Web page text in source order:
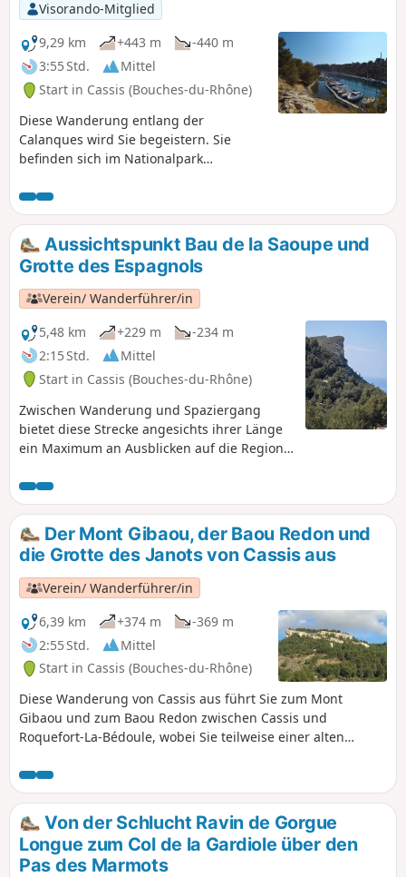
Visorando-Mitglied
9,29 km
+443 m
-440 m
3:55 Std.
Mittel
Start in Cassis (Bouches-du-Rhône)
Diese Wanderung entlang der
Calanques wird Sie begeistern. Sie
befinden sich im Nationalpark
unterliegt. Bei Nichtbeachtung dieser
Vorschriften droht eine Geldstrafe von
bis zu 1500 €.
Aussichtspunkt Bau de la Saoupe und
Grotte des Espagnols
Verein/ Wanderführer/in
5,48 km
+229 m
-234 m
2:15 Std.
Mittel
Start in Cassis (Bouches-du-Rhône)
Zwischen Wanderung und Spaziergang
bietet diese Strecke angesichts ihrer Länge
ein Maximum an Ausblicken auf die Region
Buchten. Sie beginnt auf einem Wanderweg,
führt dann teilweise über asphaltierte Wege
bis zum Aussichtspunkt kurz hinter der
Sendeantenne. Eine Rundwanderung ist
nicht möglich.
Der Mont Gibaou, der Baou Redon und
die Grotte des Janots von Cassis aus
Verein/ Wanderführer/in
6,39 km
+374 m
-369 m
2:55 Std.
Mittel
Start in Cassis (Bouches-du-Rhône)
Diese Wanderung von Cassis aus führt Sie zum Mont
Gibaou und zum Baou Redon zwischen Cassis und
Roquefort-La-Bédoule, wobei Sie teilweise einer alten
bieten einen 360°-Blick auf die Calanques, die Bergkette
Chaîne de l'Etoile, den Garlaban, das Massif de la Sainte-
Baume, La Ciotat und den Golfe d'Amour sowie die Bucht
von Cassis. Sie steigen durch den Bois de la Marcouline
hinab und können die Grotte des Janots besuchen, eine
Höhle, die sich ideal eignet, um die unterirdische Welt zu
Von der Schlucht Ravin de Gorgue
Longue zum Col de la Gardiole über den
Pas des Marmots